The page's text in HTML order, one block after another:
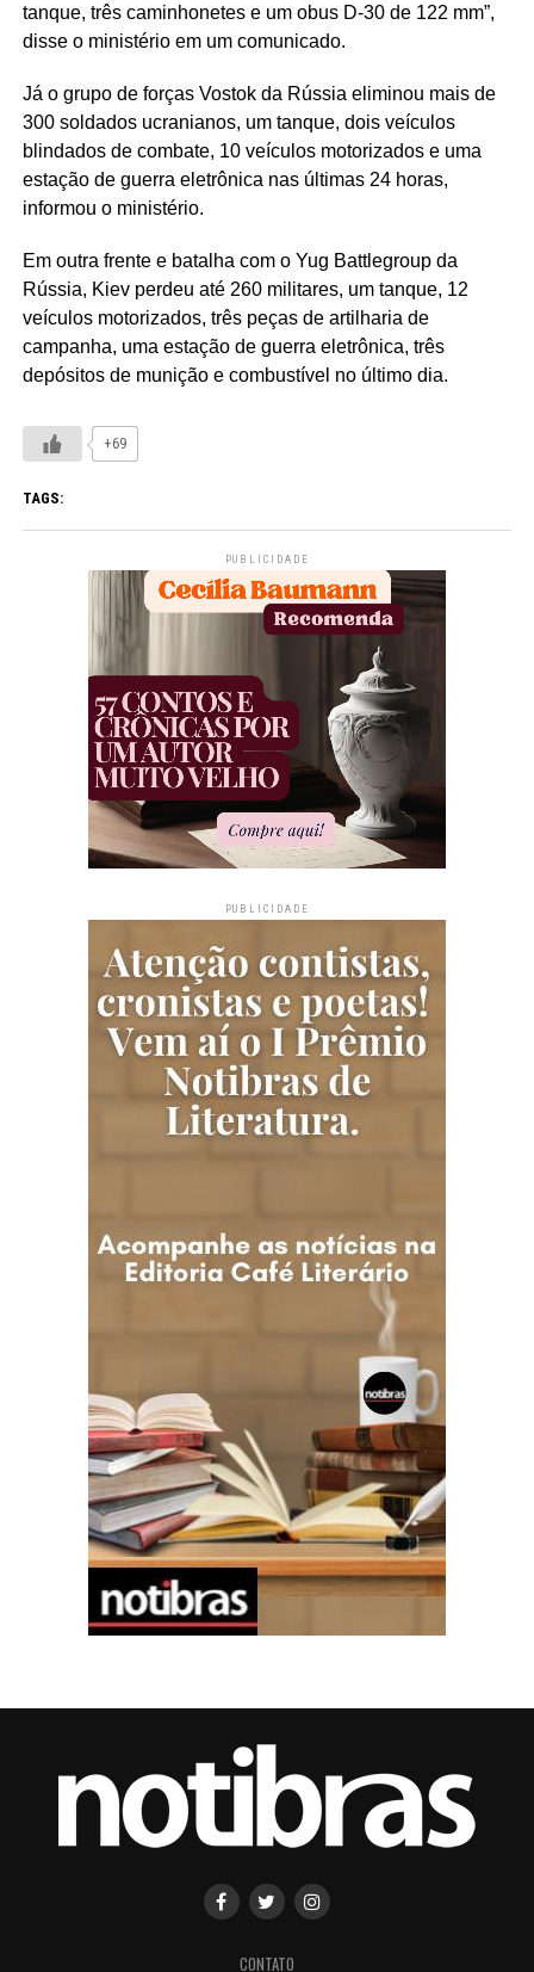
tanque, três caminhonetes e um obus D-30 de 122 mm”,
disse o ministério em um comunicado.
Já o grupo de forças Vostok da Rússia eliminou mais de
300 soldados ucranianos, um tanque, dois veículos
blindados de combate, 10 veículos motorizados e uma
estação de guerra eletrônica nas últimas 24 horas,
informou o ministério.
Em outra frente e batalha com o Yug Battlegroup da
Rússia, Kiev perdeu até 260 militares, um tanque, 12
veículos motorizados, três peças de artilharia de
campanha, uma estação de guerra eletrônica, três
depósitos de munição e combustível no último dia.
+69
TAGS:
PUBLICIDADE
PUBLICIDADE
CONTATO